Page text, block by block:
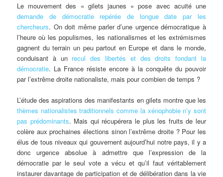
Le mouvement des « gilets jaunes » pose avec acuité une
demande de démocratie repérée de longue date par les
chercheurs. On doit même parler d’une urgence démocratique à
l’heure où les populismes, les nationalismes et les extrémismes
gagnent du terrain un peu partout en Europe et dans le monde,
conduisant à un recul des libertés et des droits fondant la
démocratie. La France résiste encore à la conquête du pouvoir
par l’extrême droite nationaliste, mais pour combien de temps ?
L’étude des aspirations des manifestants en gilets montre que les
thèmes nationalistes traditionnels comme la xénophobie n’y sont
pas prédominants. Mais qui récupérera le plus les fruits de leur
colère aux prochaines élections sinon l’extrême droite ? Pour les
élus de tous niveaux qui gouvernent aujourd’hui notre pays, il y a
donc urgence absolue à admettre que l’expression de la
démocratie par le seul vote a vécu et qu’il faut véritablement
instaurer davantage de participation et de délibération dans la vie